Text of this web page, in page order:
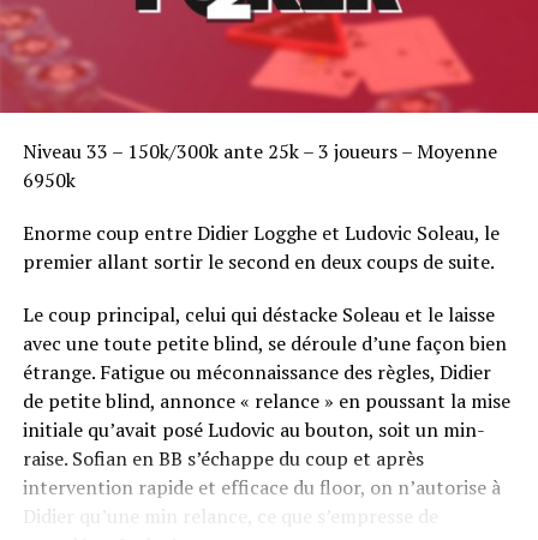
Niveau 33 – 150k/300k ante 25k – 3 joueurs – Moyenne
6950k
Enorme coup entre Didier Logghe et Ludovic Soleau, le
premier allant sortir le second en deux coups de suite.
Le coup principal, celui qui déstacke Soleau et le laisse
avec une toute petite blind, se déroule d’une façon bien
étrange. Fatigue ou méconnaissance des règles, Didier
de petite blind, annonce « relance » en poussant la mise
initiale qu’avait posé Ludovic au bouton, soit un min-
raise. Sofian en BB s’échappe du coup et après
intervention rapide et efficace du floor, on n’autorise à
Didier qu’une min relance, ce que s’empresse de